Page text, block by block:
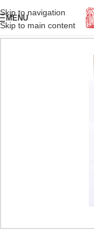
Skip to navigation
Skip to main content
MENU